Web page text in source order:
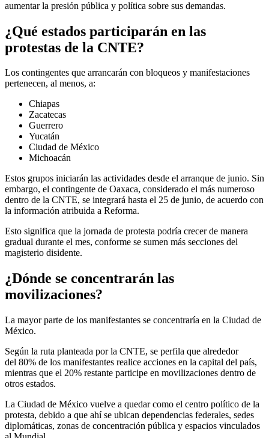
aumentar la presión pública y política sobre sus demandas.
¿Qué estados participarán en las
protestas de la CNTE?
Los contingentes que arrancarán con bloqueos y manifestaciones
pertenecen, al menos, a:
Chiapas
Zacatecas
Guerrero
Yucatán
Ciudad de México
Michoacán
Estos grupos iniciarán las actividades desde el arranque de junio. Sin
embargo, el contingente de Oaxaca, considerado el más numeroso
dentro de la CNTE, se integrará hasta el 25 de junio, de acuerdo con
la información atribuida a Reforma.
Esto significa que la jornada de protesta podría crecer de manera
gradual durante el mes, conforme se sumen más secciones del
magisterio disidente.
¿Dónde se concentrarán las
movilizaciones?
La mayor parte de los manifestantes se concentraría en la Ciudad de
México.
Según la ruta planteada por la CNTE, se perfila que alrededor
del 80% de los manifestantes realice acciones en la capital del país,
mientras que el 20% restante participe en movilizaciones dentro de
otros estados.
La Ciudad de México vuelve a quedar como el centro político de la
protesta, debido a que ahí se ubican dependencias federales, sedes
diplomáticas, zonas de concentración pública y espacios vinculados